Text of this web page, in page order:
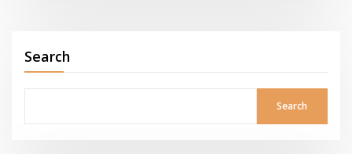
Search
Search